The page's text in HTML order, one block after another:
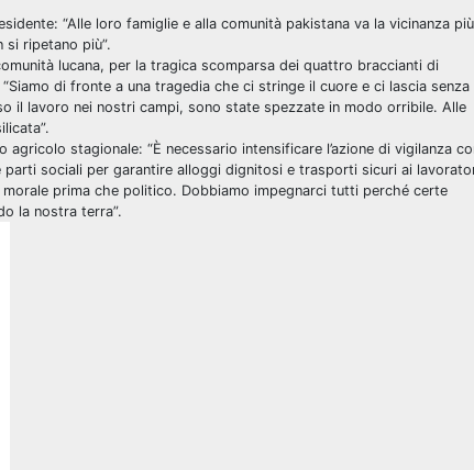
“Alle loro famiglie e alla comunità pakistana va la vicinanza più
si ripetano più”.
lucana, per la tragica scomparsa dei quattro braccianti di
di fronte a una tragedia che ci stringe il cuore e ci lascia senza
il lavoro nei nostri campi, sono state spezzate in modo orribile. Alle
stagionale: “È necessario intensificare l’azione di vigilanza
parti sociali per garantire alloggi dignitosi e trasporti sicuri ai
morale prima che politico. Dobbiamo impegnarci tutti perché certe
la nostra terra”.